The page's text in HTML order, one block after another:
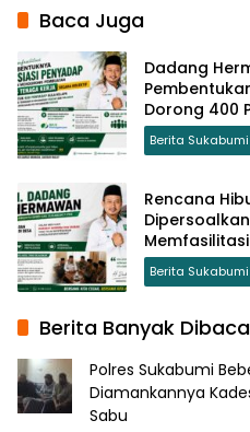
Baca Juga
Dadang
Dorong 400
BPJS
Berita Sukabumi
Rencana
Berita Sukabumi
Berita Banyak
Polres Sukabumi
Diamankannya
Sabu